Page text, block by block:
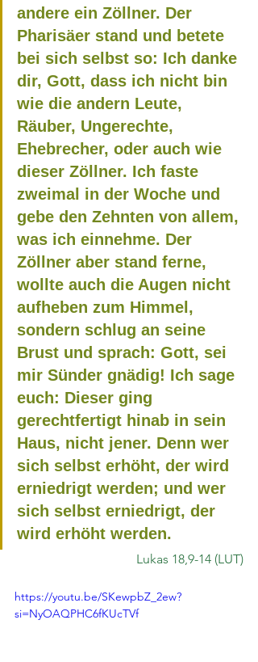
andere ein Zöllner. Der
Pharisäer stand und betete
bei sich selbst so: Ich danke
dir, Gott, dass ich nicht bin
wie die andern Leute,
Räuber, Ungerechte,
Ehebrecher, oder auch wie
dieser Zöllner. Ich faste
zweimal in der Woche und
gebe den Zehnten von allem,
was ich einnehme. Der
Zöllner aber stand ferne,
wollte auch die Augen nicht
aufheben zum Himmel,
sondern schlug an seine
Brust und sprach: Gott, sei
mir Sünder gnädig! Ich sage
euch: Dieser ging
gerechtfertigt hinab in sein
Haus, nicht jener. Denn wer
sich selbst erhöht, der wird
erniedrigt werden; und wer
sich selbst erniedrigt, der
wird erhöht werden.
Lukas 18,9-14 (LUT)
https://youtu.be/SKewpbZ_2ew?
si=NyOAQPHC6fKUcTVf